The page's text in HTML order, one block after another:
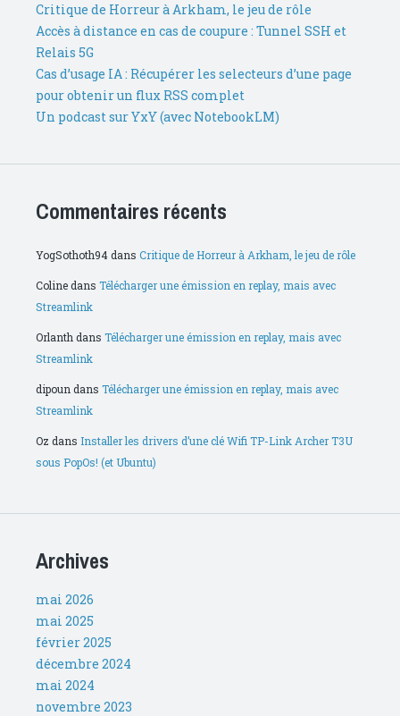
Critique de Horreur à Arkham, le jeu de rôle
Accès à distance en cas de coupure : Tunnel SSH et
Relais 5G
Cas d’usage IA : Récupérer les selecteurs d’une page
pour obtenir un flux RSS complet
Un podcast sur YxY (avec NotebookLM)
Commentaires récents
YogSothoth94dans Critique de Horreur à Arkham, le jeu de rôle
Colinedans Télécharger une émission en replay, mais avec
Streamlink
Orlanth dans Télécharger une émission en replay, mais avec
Streamlink
dipoun dans Télécharger une émission en replay, mais avec
Streamlink
Oz dans Installer les drivers d’une clé Wifi TP-Link Archer T3U
sous PopOs! (et Ubuntu)
Archives
mai 2026
mai 2025
février 2025
décembre 2024
mai 2024
novembre 2023